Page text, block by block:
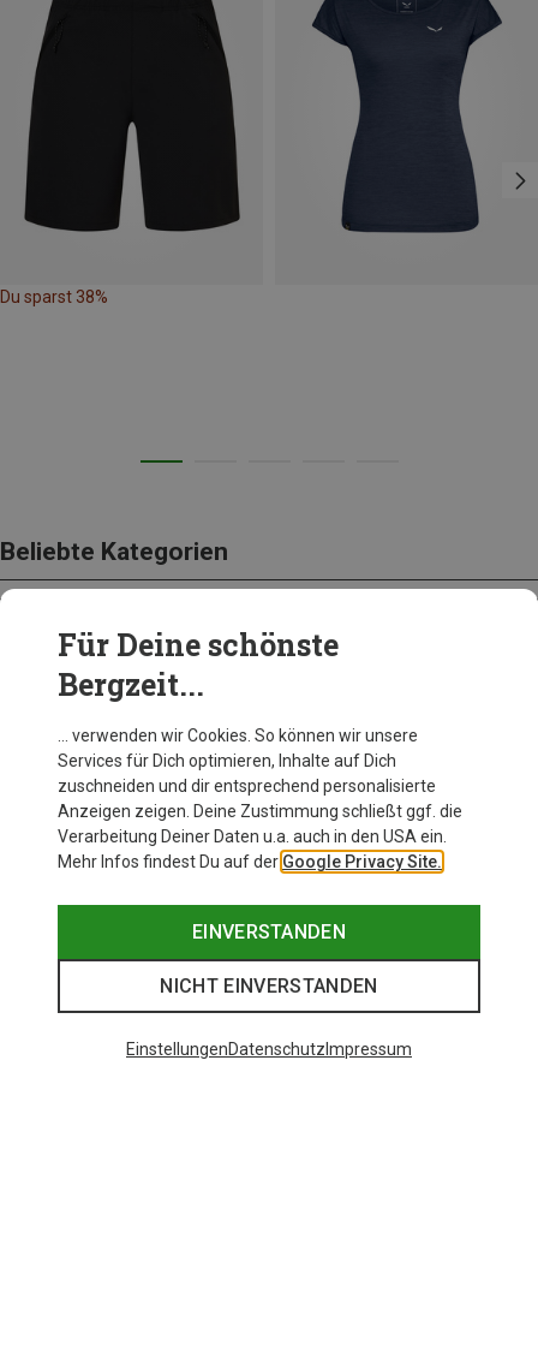
Du sparst 38%
Beliebte Kategorien
BEKLEIDUNG
Für Deine schönste
Bergzeit...
… verwenden wir Cookies. So können wir unsere
Services für Dich optimieren, Inhalte auf Dich
zuschneiden und dir entsprechend personalisierte
Anzeigen zeigen. Deine Zustimmung schließt ggf. die
Verarbeitung Deiner Daten u.a. auch in den USA ein.
Mehr Infos findest Du auf der Google Privacy Site.
EINVERSTANDEN
NICHT EINVERSTANDEN
EinstellungenDatenschutz Impressum